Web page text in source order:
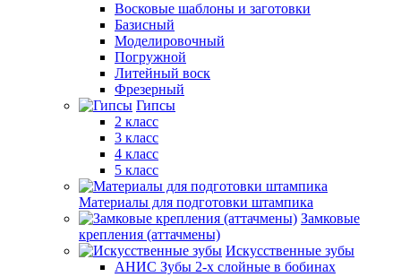
Восковые шаблоны и заготовки
Базисный
Моделировочный
Погружной
Литейный воск
Фрезерный
Гипсы
2 класс
3 класс
4 класс
5 класс
Материалы для подготовки штампика
Замковые
крепления (аттачмены)
Искусственные зубы
АНИС Зубы 2-х слойные в бобинах